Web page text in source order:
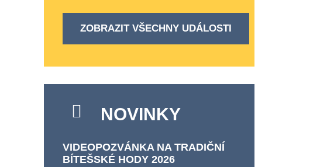
ZOBRAZIT VŠECHNY UDÁLOSTI
NOVINKY
VIDEOPOZVÁNKA NA TRADIČNÍ
BÍTEŠSKÉ HODY 2026